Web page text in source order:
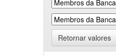
Retornar valores